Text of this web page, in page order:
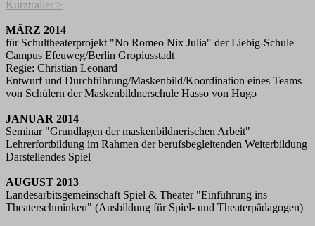
Kurztrailer >
MÄRZ 2014
für Schultheaterprojekt "No Romeo Nix Julia" der Liebig-Schule
Campus Efeuweg/Berlin Gropiusstadt
Regie: Christian Leonard
Entwurf und Durchführung/Maskenbild/Koordination eines Teams
von Schülern der Maskenbildnerschule Hasso von Hugo
JANUAR 2014
Seminar "Grundlagen der maskenbildnerischen Arbeit"
Lehrerfortbildung im Rahmen der berufsbegleitenden Weiterbildung
Darstellendes Spiel
AUGUST 2013
Landesarbitsgemeinschaft Spiel & Theater "Einführung ins
Theaterschminken" (Ausbildung für Spiel- und Theaterpädagogen)